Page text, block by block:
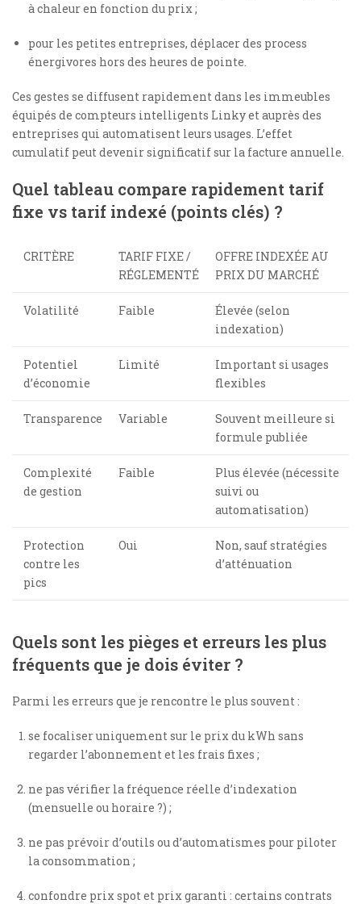
à chaleur en fonction du prix ;
pour les petites entreprises, déplacer des process
énergivores hors des heures de pointe.
Ces gestes se diffusent rapidement dans les immeubles
équipés de compteurs intelligents Linky et auprès des
entreprises qui automatisent leurs usages. L’effet
cumulatif peut devenir significatif sur la facture annuelle.
Quel tableau compare rapidement tarif
fixe vs tarif indexé (points clés) ?
CRITÈRE
TARIF FIXE /
RÉGLEMENTÉ
OFFRE INDEXÉE AU
PRIX DU MARCHÉ
Volatilité Faible
Élevée (selon
indexation)
Potentiel
d’économie
Limité
Important si usages
flexibles
Transparence Variable
Souvent meilleure si
formule publiée
Complexité
de gestion
Faible
Plus élevée (nécessite
suivi ou
automatisation)
Protection
contre les
pics
Oui
Non, sauf stratégies
d’atténuation
Quels sont les pièges et erreurs les plus
fréquents que je dois éviter ?
Parmi les erreurs que je rencontre le plus souvent :
se focaliser uniquement sur le prix du kWh sans
regarder l’abonnement et les frais fixes ;
ne pas vérifier la fréquence réelle d’indexation
(mensuelle ou horaire ?) ;
ne pas prévoir d’outils ou d’automatismes pour piloter
la consommation ;
confondre prix spot et prix garanti : certains contrats